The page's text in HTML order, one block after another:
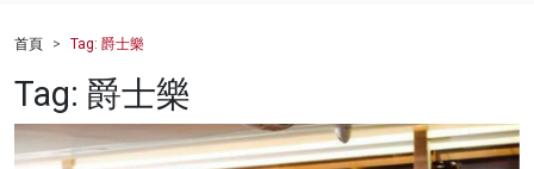
財經
健康
首頁 Tag: 爵士樂
Tag: 爵士樂